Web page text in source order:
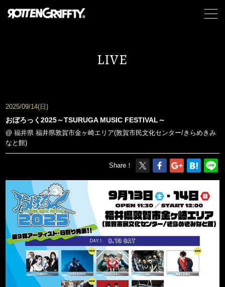
LIVE
2025/09/14(日)
おぼろっく2025～TSURUGA MUSIC FESTIVAL～
@ 福井県 福井県敦賀市金ヶ崎エリア(敦賀市民文化センター/きらめきみ
なと館)
Share！